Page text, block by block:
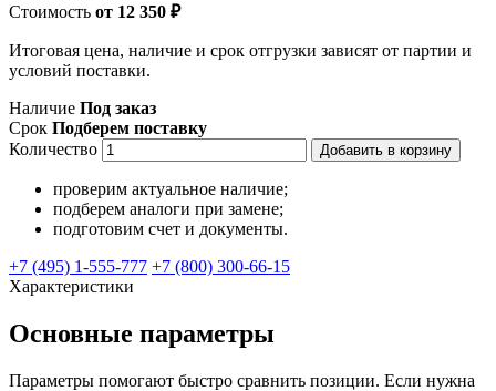
Стоимость от 12 350 ₽
Итоговая цена, наличие и срок отгрузки зависят от партии и
условий поставки.
Наличие Под заказ
Срок Подберем поставку
Количество
Добавить в корзину
проверим актуальное наличие;
подберем аналоги при замене;
подготовим счет и документы.
+7 (495) 1-555-777 +7 (800) 300-66-15
Характеристики
Основные параметры
Параметры помогают быстро сравнить позиции. Если нужна